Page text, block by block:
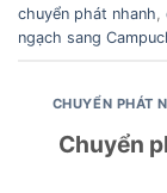
chuyển phát nhanh
ngạch sang
CHUYỂN PHÁT
Chuyển